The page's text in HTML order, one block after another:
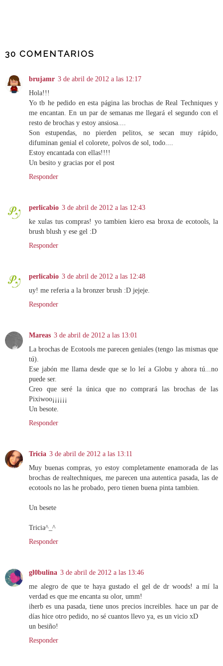
30 COMENTARIOS
brujamr 3 de abril de 2012 a las 12:17
Hola!!!
Yo tb he pedido en esta página las brochas de Real Techniques y
me encantan. En un par de semanas me llegará el segundo con el
resto de brochas y estoy ansiosa....
Son estupendas, no pierden pelitos, se secan muy rápido,
difuminan genial el colorete, polvos de sol, todo....
Estoy encantada con ellas!!!!
Un besito y gracias por el post
Responder
perlicabio 3 de abril de 2012 a las 12:43
ke xulas tus compras! yo tambien kiero esa broxa de ecotools, la
brush blush y ese gel :D
Responder
perlicabio 3 de abril de 2012 a las 12:48
uy! me referia a la bronzer brush :D jejeje.
Responder
Mareas 3 de abril de 2012 a las 13:01
La brochas de Ecotools me parecen geniales (tengo las mismas que
tú).
Ese jabón me llama desde que se lo leí a Globu y ahora tú...no
puede ser.
Creo que seré la única que no comprará las brochas de las
Pixiwoo¡¡¡¡¡¡
Un besote.
Responder
Tricia 3 de abril de 2012 a las 13:11
Muy buenas compras, yo estoy completamente enamorada de las
brochas de realtechniques, me parecen una autentica pasada, las de
ecotools no las he probado, pero tienen buena pinta tambien.
Un besete
Tricia^_^
Responder
gl0bulina 3 de abril de 2012 a las 13:46
me alegro de que te haya gustado el gel de dr woods! a mí la
verdad es que me encanta su olor, umm!
iherb es una pasada, tiene unos precios increibles. hace un par de
días hice otro pedido, no sé cuantos llevo ya, es un vicio xD
un besiño!
Responder